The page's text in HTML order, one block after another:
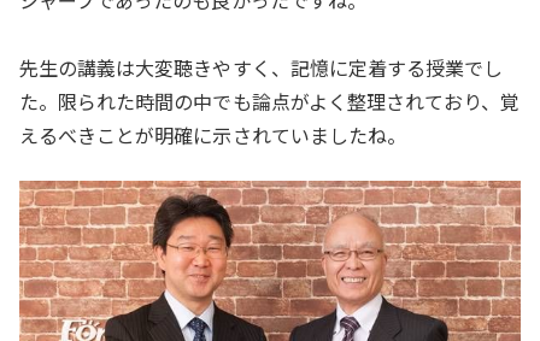
先生の講義は大変聴きやすく、記憶に定着する授業でし
た。限られた時間の中でも論点がよく整理されており、覚
えるべきことが明確に示されていましたね。